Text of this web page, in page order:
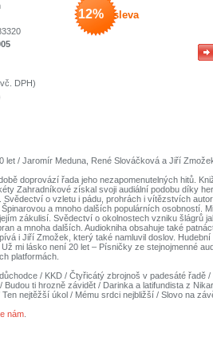
12% sleva
DPH)
/ Jaromír Meduna, René Slováčková a Jiří
doprovází řada jeho nezapomenutelných hitů.
Zahradníkové získal svoji audiální podobu díky
o vzletu i pádu, prohrách i vítězstvích
a mnoho dalších populárních osobností.
zákulisí. Svědectví o okolnostech vzniku šlágrů
a mnoha dalších. Audiokniha obsahuje také
i Jiří Zmožek, který také namluvil doslov. Hudební
mi lásko není 20 let – Písničky ze stejnojmenné
platformách.
/ KKD / Čtyřicátý zbrojnoš v padesáté řadě /
ti hrozně závidět / Darinka a latifundista z
nejtěžší úkol / Mému srdci nejbližší / Slovo na
nám